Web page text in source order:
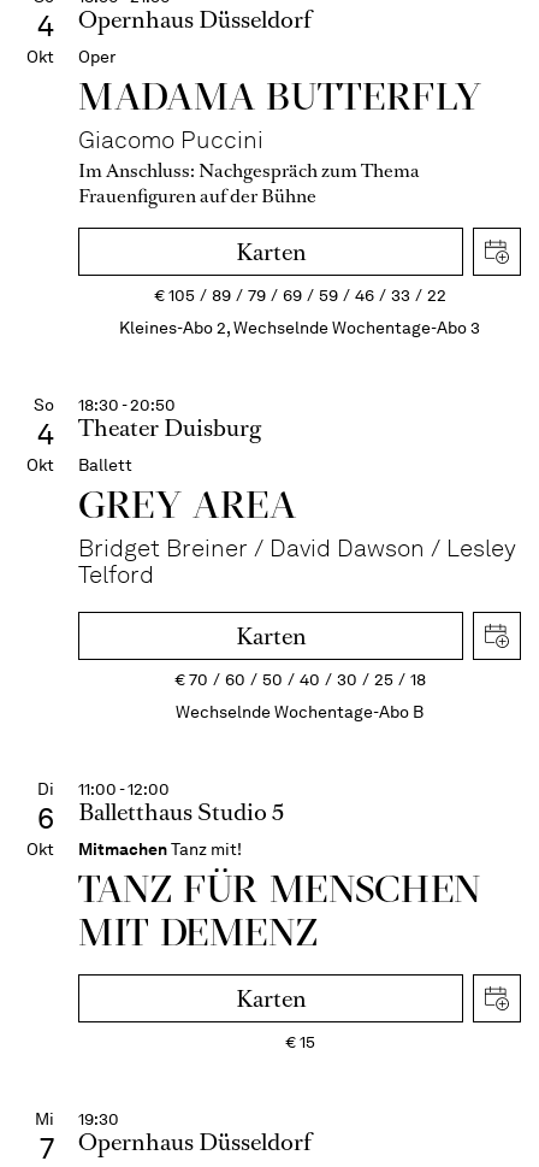
4
Okt
Opernhaus Düsseldorf
Oper
MADAMA BUTTER­FLY
Giacomo Puccini
Im Anschluss:Nachgespräch zum Thema
Frauenfiguren auf der Bühne
Karten
€105 89 79 69 59 46 33
22
Kleines-Abo 2, Wechselnde Wochentage-Abo 3
So
4
Okt
18:30 - 20:50
Theater Duisburg
Ballett
GREY AREA
Bridget Breiner / David Dawson / Lesley
Telford
Karten
€70 60 50 40 30 25
18
Wechselnde Wochentage-Abo B
Di
6
Okt
11:00 - 12:00
Balletthaus Studio 5
MitmachenTanz mit!
TANZ FÜR MENSCHEN
MIT DEMENZ
Karten
€15
Mi
7
19:30
Opernhaus Düsseldorf